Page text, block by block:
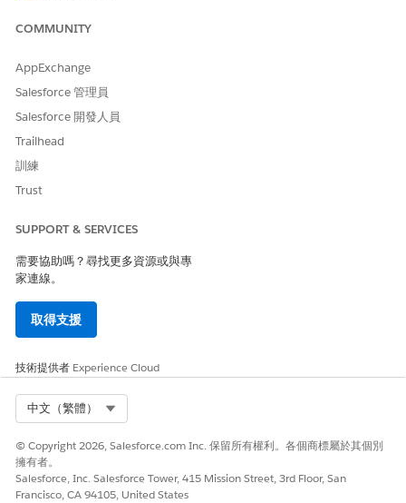
儲存您的工作,然後返回首頁。
要的詳細資料。
系統會自動產生行銷活動,其中所有相關內容與流程都會以單
檢閱產生的電子郵件和 SMS 內容。視需要更新內容以符合
您的業務需求。
針對電子郵件
送動作上的「選取通訊訂閱」欄位。
是 否
COMMUNITY
AppExchange
Salesforce 管理員
Salesforce 開發人員
Trailhead
訓練
Trust
SUPPORT & SERVICES
需要協助嗎？尋找更多資源或與專
家連線。
取得支援
技術提供者 Experience Cloud
中文（繁體）
© Copyright 2026, Salesforce.com Inc. 保留所有權利。各個商標屬於其個別
擁有者。
Salesforce, Inc. Salesforce Tower, 415 Mission Street, 3rd Floor, San
Francisco, CA 94105, United States